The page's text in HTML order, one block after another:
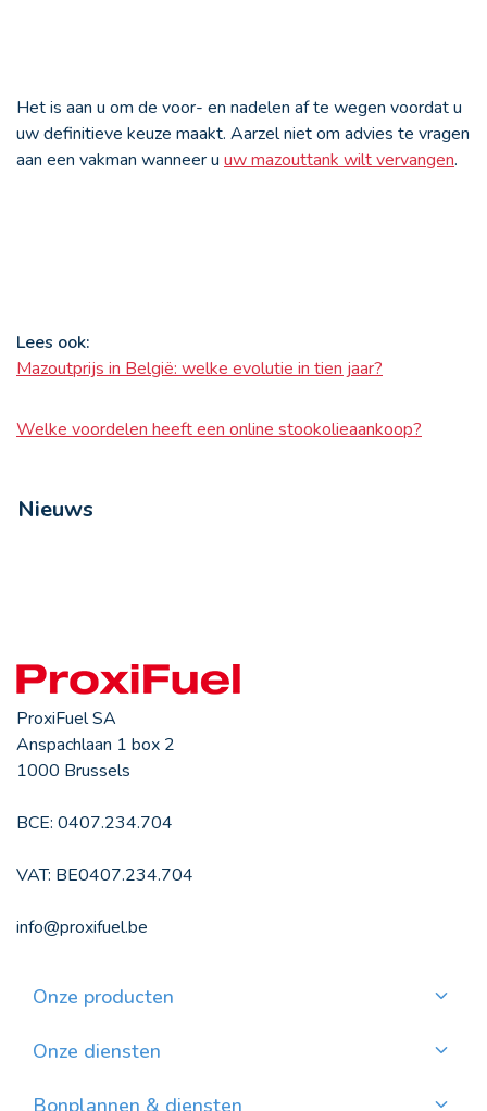
Het is aan u om de voor- en nadelen af te wegen voordat u
uw definitieve keuze maakt. Aarzel niet om advies te vragen
aan een vakman wanneer u uw mazouttank wilt vervangen.
Lees ook:
Mazoutprijs in België: welke evolutie in tien jaar?
Welke voordelen heeft een online stookolieaankoop?
Nieuws
ProxiFuel SA
Anspachlaan 1 box 2
1000 Brussels
BCE: 0407.234.704
VAT: BE0407.234.704
info@proxifuel.be
Onze producten
Kwalitatievepellets bestellen
Onze diensten
Waar pellets vinden?
Bonplannen & diensten